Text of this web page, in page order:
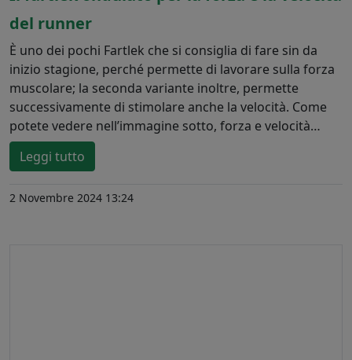
del runner
È uno dei pochi Fartlek che si consiglia di fare sin da
inizio stagione, perché permette di lavorare sulla forza
muscolare; la seconda variante inoltre, permette
successivamente di stimolare anche la velocità. Come
potete vedere nell’immagine sotto, forza e velocità…
Leggi tutto
2 Novembre 2024 13:24